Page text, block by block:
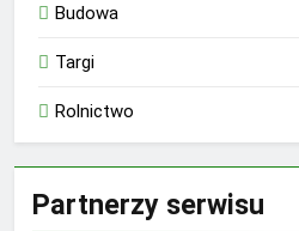
Budowa
Targi
Rolnictwo
Partnerzy serwisu